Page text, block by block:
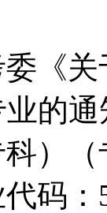
委《
的
）
码：